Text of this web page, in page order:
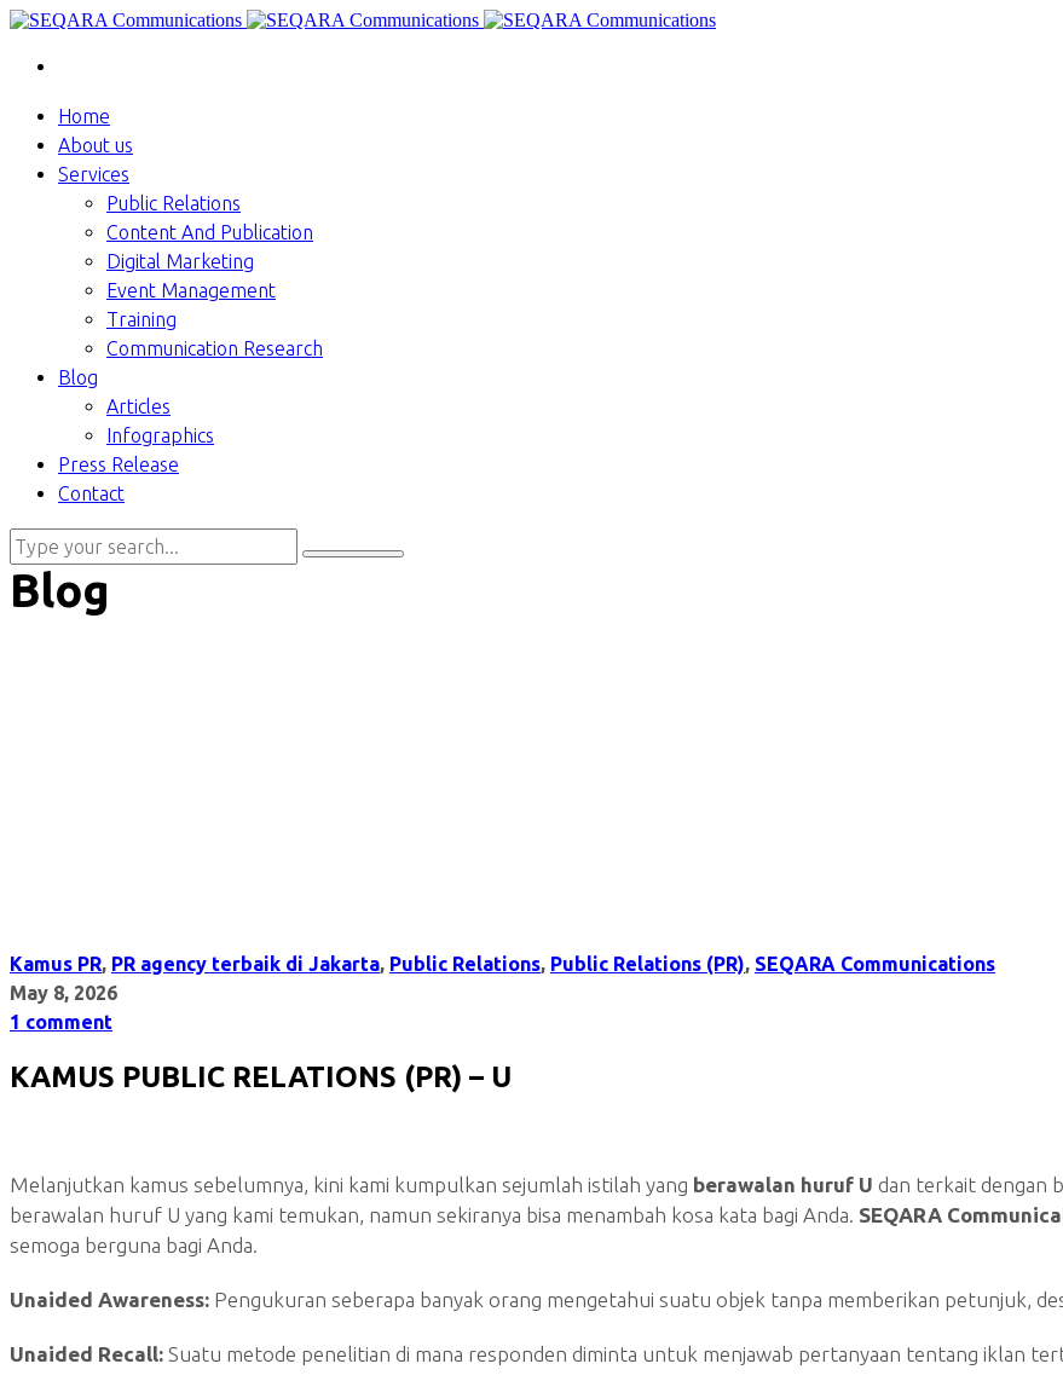
Home
About us
Services
Public Relations
Content And Publication
Digital Marketing
Event Management
Training
Communication Research
Blog
Articles
Infographics
Press Release
Contact
Blog
Kamus PR, PR agency terbaik di Jakarta, Public Relations, Public Relations (PR), SEQARA Communications
May 8, 2026
1 comment
KAMUS PUBLIC RELATIONS (PR) – U
Melanjutkan kamus sebelumnya, kini kami kumpulkan sejumlah istilah yang berawalan huruf U dan terkait dengan
berawalan huruf U yang kami temukan, namun sekiranya bisa menambah kosa kata bagi Anda. SEQARA
semoga berguna bagi Anda.
Unaided Awareness: Pengukuran seberapa banyak orang mengetahui suatu objek tanpa memberikan petunjuk,
Unaided Recall: Suatu metode penelitian di mana responden diminta untuk menjawab pertanyaan tentang iklan